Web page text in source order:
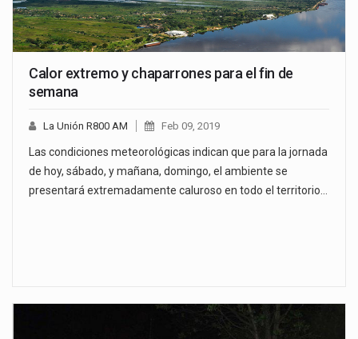
Calor extremo y chaparrones para el fin de
semana
La Unión R800 AM Feb 09, 2019
Las condiciones meteorológicas indican que para la jornada
de hoy, sábado, y mañana, domingo, el ambiente se
presentará extremadamente caluroso en todo el territorio…